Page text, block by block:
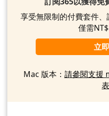
享受無限制的付費套件
僅需
立
Mac 版本： 請參閱支援
表